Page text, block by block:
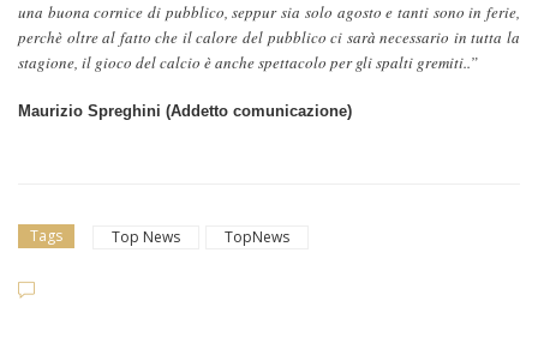
una buona cornice di pubblico, seppur sia solo agosto e tanti sono in ferie,
perchè oltre al fatto che il calore del pubblico ci sarà necessario in tutta la
stagione, il gioco del calcio è anche spettacolo per gli spalti gremiti..”
Maurizio Spreghini (Addetto comunicazione)
Tags Top News TopNews